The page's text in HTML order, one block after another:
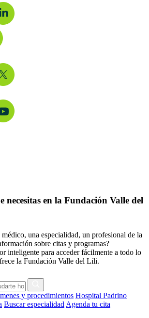
necesitas en la Fundación Valle del
una especialidad, un profesional de la
sobre citas y programas?
inteligente para acceder fácilmente a todo lo
la Fundación Valle del Lili.
y procedimientos Hospital Padrino
Buscar especialidad Agenda tu cita